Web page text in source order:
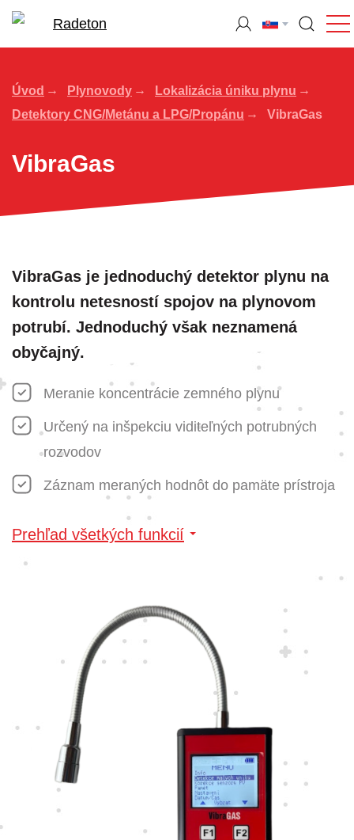
Úvod Plynovody
Lokalizácia úniku plynu
Detektory CNG/Metánu a LPG/Propánu
VibraGas
VibraGas
VibraGas je jednoduchý detektor plynu na
kontrolu netesností spojov na plynovom
potrubí. Jednoduchý však neznamená
obyčajný.
Meranie koncentrácie zemného plynu
Určený na inšpekciu viditeľných potrubných
rozvodov
Záznam meraných hodnôt do pamäte prístroja
Prehľad všetkých funkcií